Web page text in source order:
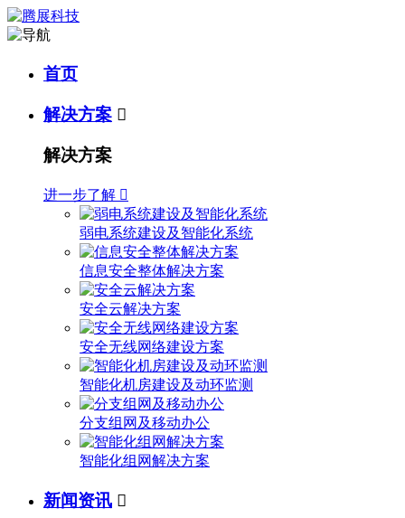
首页
解决方案 
解决方案
进一步了解 
弱电系统建设及智能化系统
信息安全整体解决方案
安全云解决方案
安全无线网络建设方案
智能化机房建设及动环监测
分支组网及移动办公
智能化组网解决方案
新闻资讯 